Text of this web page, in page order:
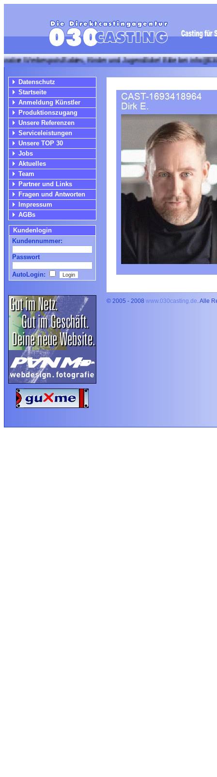
Babies, Kinder und Jugendliche! Bitte bei
Datenschutz
Startseite
Anmeldung Künstler
Produktionszugang
Unsere Referenzen
Serviceleistungen
Unsere TOP 30
Jobs
Aktuelles
Team
Partner und Links
Fragen und Antworten
Impressum
AGBs
Kundenlogin
Kundennummer:
Passwort
AutoLogin:
© 2005 - 2008 www.030casting.de. Alle